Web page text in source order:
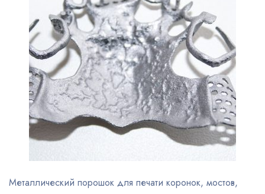
Металлический порошок для печати коронок, мостов,